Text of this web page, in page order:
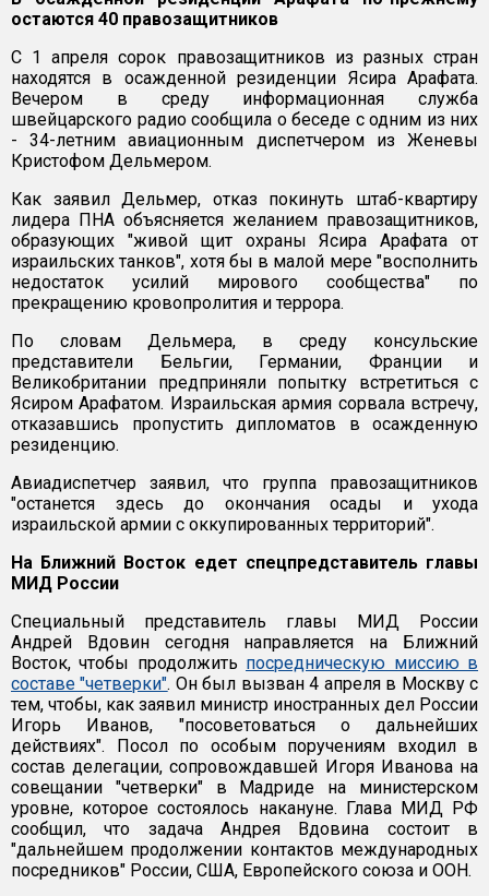
остаются 40 правозащитников
С 1 апреля сорок правозащитников из разных стран
находятся в осажденной резиденции Ясира Арафата.
Вечером в среду информационная служба
швейцарского радио сообщила о беседе с одним из них
- 34-летним авиационным диспетчером из Женевы
Кристофом Дельмером.
Как заявил Дельмер, отказ покинуть штаб-квартиру
лидера ПНА объясняется желанием правозащитников,
образующих "живой щит охраны Ясира Арафата от
израильских танков", хотя бы в малой мере "восполнить
недостаток усилий мирового сообщества" по
прекращению кровопролития и террора.
По словам Дельмера, в среду консульские
представители Бельгии, Германии, Франции и
Великобритании предприняли попытку встретиться с
Ясиром Арафатом. Израильская армия сорвала встречу,
отказавшись пропустить дипломатов в осажденную
резиденцию.
Авиадиспетчер заявил, что группа правозащитников
"останется здесь до окончания осады и ухода
израильской армии с оккупированных территорий".
На Ближний Восток едет спецпредставитель главы
МИД России
Cпециальный представитель главы МИД России
Андрей Вдовин сегодня направляется на Ближний
Восток, чтобы продолжить посредническую миссию в
составе "четверки". Он был вызван 4 апреля в Москву с
тем, чтобы, как заявил министр иностранных дел России
Игорь Иванов, "посоветоваться о дальнейших
действиях". Посол по особым поручениям входил в
состав делегации, сопровождавшей Игоря Иванова на
совещании "четверки" в Мадриде на министерском
уровне, которое состоялось накануне. Глава МИД РФ
сообщил, что задача Андрея Вдовина состоит в
"дальнейшем продолжении контактов международных
посредников" России, США, Европейского союза и ООН.